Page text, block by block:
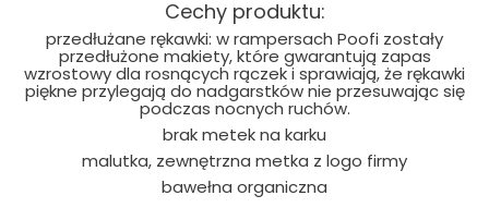
Cechy produktu:
przedłużane rękawki: w rampersach Poofi zostały
przedłużone makiety, które gwarantują zapas
wzrostowy dla rosnących rączek i sprawiają, że rękawki
piękne przylegają do nadgarstków nie przesuwając się
podczas nocnych ruchów.
brak metek na karku
malutka, zewnętrzna metka z logo firmy
bawełna organiczna